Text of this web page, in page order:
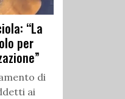
“La
per
di
ai